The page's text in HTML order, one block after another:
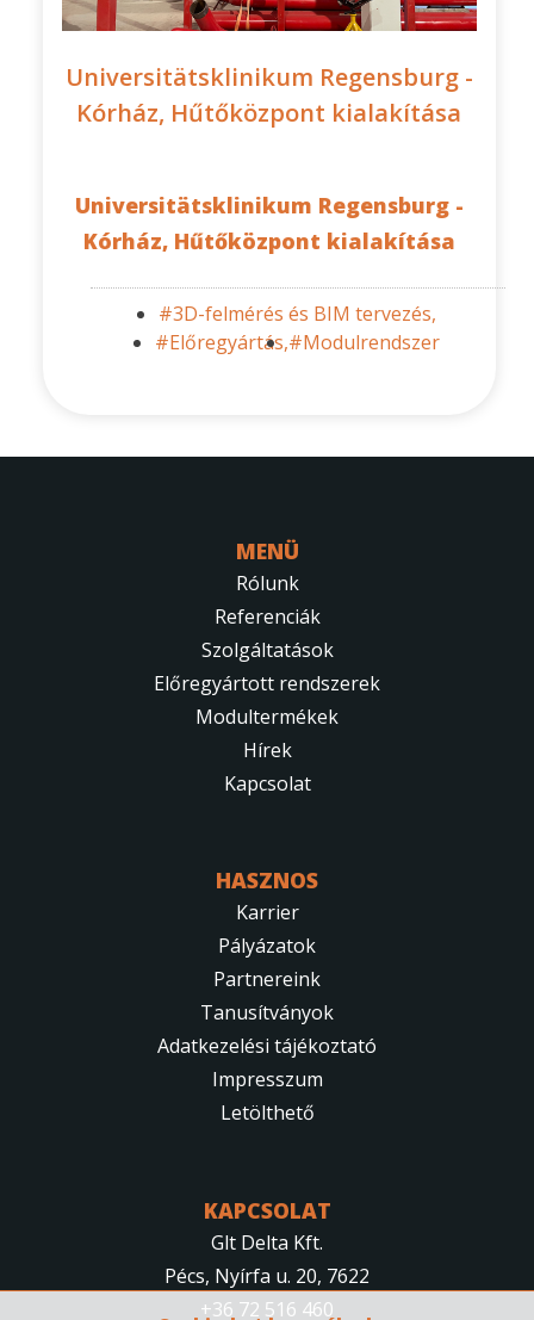
Universitätsklinikum Regensburg -
Kórház, Hűtőközpont kialakítása
Universitätsklinikum Regensburg -
Kórház, Hűtőközpont kialakítása
#3D-felmérés és BIM tervezés,
#Előregyártás,#Modulrendszer
MENÜ
Rólunk
Referenciák
Szolgáltatások
Előregyártott rendszerek
Modultermékek
Hírek
Kapcsolat
HASZNOS
Karrier
Pályázatok
Partnereink
Tanusítványok
Adatkezelési tájékoztató
Impresszum
Letölthető
KAPCSOLAT
Glt Delta Kft.
Pécs, Nyírfa u. 20, 7622
+36 72 516 460